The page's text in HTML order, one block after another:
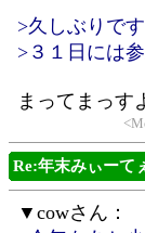
>久しぶりで
>３１日には
まってまっす
Re:年末みぃーて
▼cowさん：